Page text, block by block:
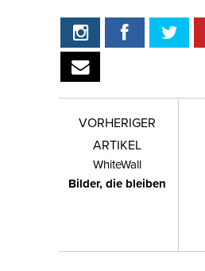
VORHERIGER
ARTIKEL
WhiteWall
Bilder, die bleiben